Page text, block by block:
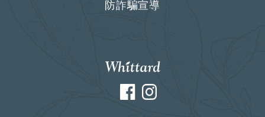
防詐騙宣導
FacebookInstagram